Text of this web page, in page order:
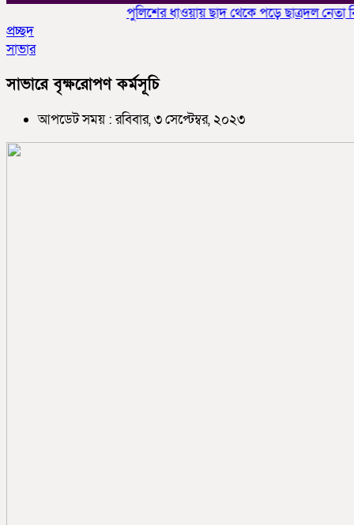
পুলিশের ধাওয়ায় ছাদ থেকে পড়ে ছাত্রদল নেতা
প্রচ্ছদ
সাভার
সাভারে বৃক্ষরোপণ কর্মসূচি
আপডেট সময় : রবিবার, ৩ সেপ্টেম্বর, ২০২৩